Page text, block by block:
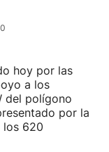
hoy por las
a los
del polígono
por la
los 620